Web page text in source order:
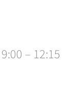
– 12:15